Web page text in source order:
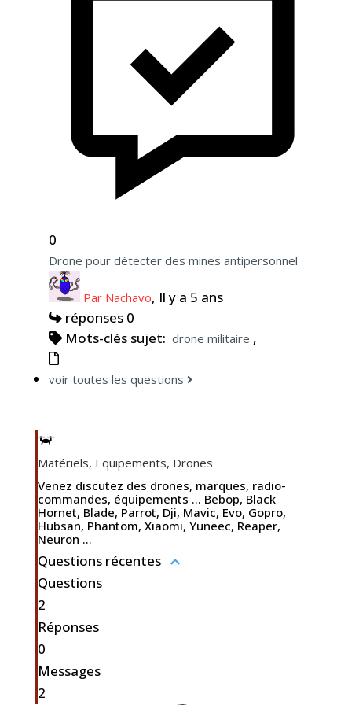
0
Drone pour détecter des mines antipersonnel
Par Nachavo, Il y a 5 ans
réponses 0
Mots-clés sujet: drone militaire ,
voir toutes les questions
Matériels, Equipements, Drones
Venez discutez des drones, marques, radio-
commandes, équipements ... Bebop, Black
Hornet, Blade, Parrot, Dji, Mavic, Evo, Gopro,
Hubsan, Phantom, Xiaomi, Yuneec, Reaper,
Neuron ...
Questions récentes
Questions
2
Réponses
0
Messages
2